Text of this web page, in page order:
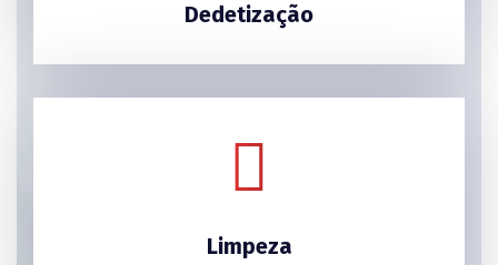
Dedetização
Limpeza